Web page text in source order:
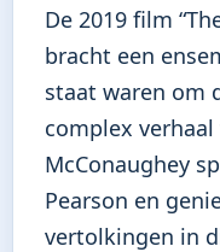
De 2019 film
bracht een
staat waren om
complex
McConaughey
Pearson en
vertolkingen in